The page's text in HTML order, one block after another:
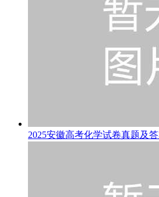
2025安徽高考化学试卷真题及